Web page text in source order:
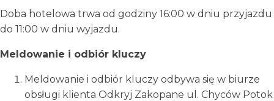
Doba hotelowa trwa od godziny 16:00 w dniu przyjazdu
do 11:00 w dniu wyjazdu.
Meldowanie i odbiór kluczy
Meldowanie i odbiór kluczy odbywa się w biurze
obsługi klienta Odkryj Zakopane ul. Chyców Potok